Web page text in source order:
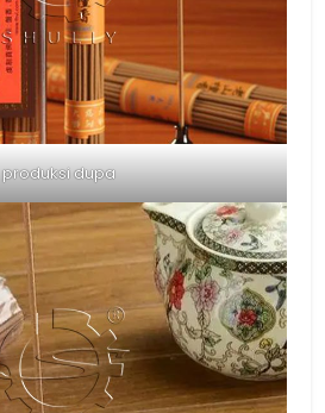
produksi dupa